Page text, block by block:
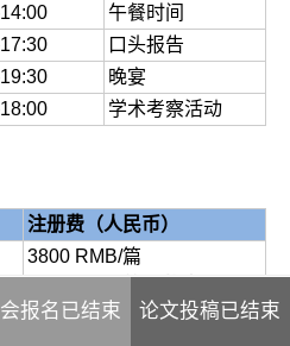
午餐时间
口头报告
晚宴
学术考察活动
注册费（人民币）
3800 RMB/篇
年8月5日23:59）
报名已结束 论文投稿已结束